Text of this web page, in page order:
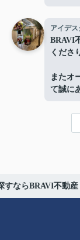
アイデ
BRAVI
くださ
またオ
て誠に
を迎え
心より
すならBRAVI不動産